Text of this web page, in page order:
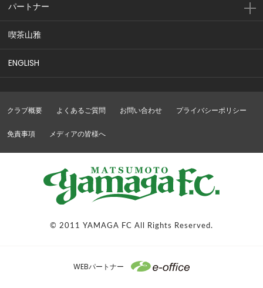
パートナー
喫茶山雅
ENGLISH
クラブ概要 よくあるご質問 お問い合わせ プライバシーポリシー
免責事項 メディアの皆様へ
© 2011 YAMAGA FC All Rights Reserved.
WEBパートナー